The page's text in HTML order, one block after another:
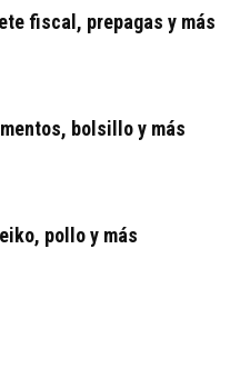
fiscal, prepagas y más
bolsillo y más
pollo y más